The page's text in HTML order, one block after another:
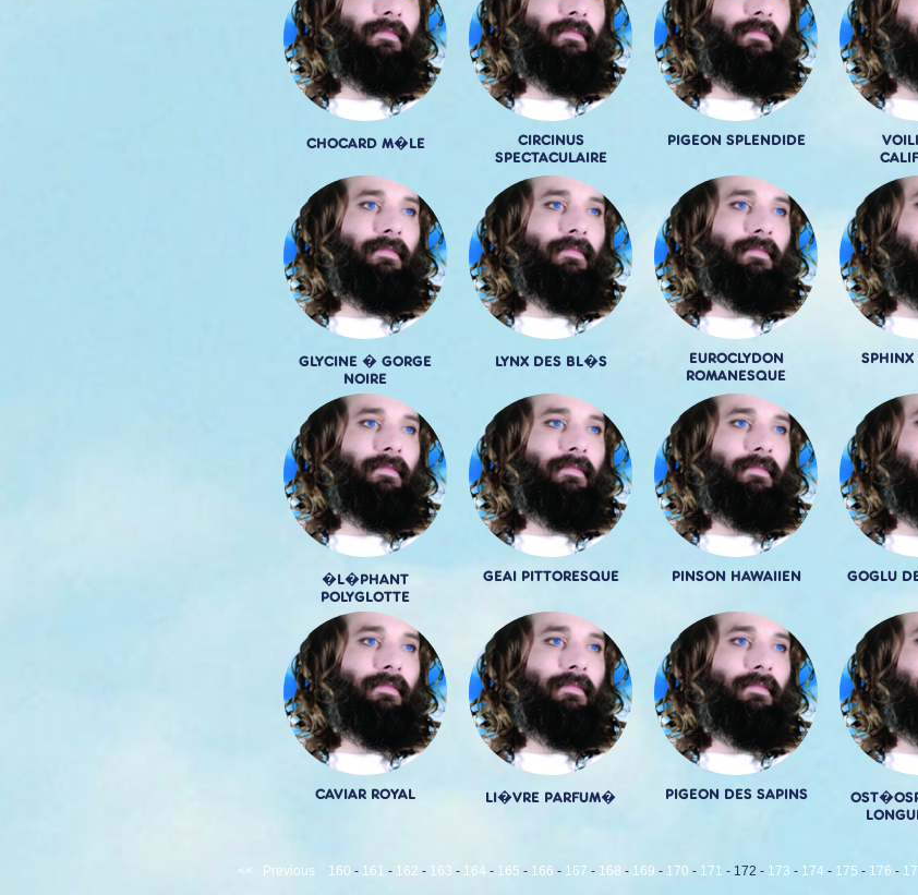
CHOCARD M�LE
CIRCINUS
SPECTACULAIRE
PIGEON SPLENDIDE
GLYCINE � GORGE
NOIRE
LYNX DES BL�S
EUROCLYDON
ROMANESQUE
SPHINX
�L�PHANT
POLYGLOTTE
GEAI PITTORESQUE PINSON HAWAIIEN GOGLU
CAVIAR ROYAL LI�VRE PARFUM� PIGEON DES SAPINS
<< Previous 160 - 161 - 162 - 163 - 164 - 165 - 166 - 167 - 168 - 169 - 170 - 171 - 172 - 173 - 174 - 175 - 176 -